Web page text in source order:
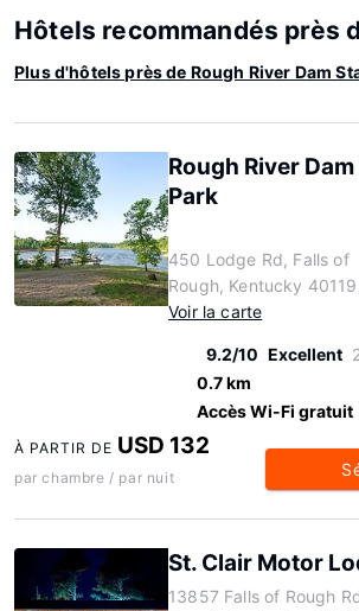
Hôtels recommandés près
Plus d'hôtels près de Rough River Dam
Rough River
Park
450 Lodge Rd, Falls of
Rough, Kentucky
Voir la carte
9.2/10 Excellent
0.7 km
Accès Wi-Fi gratuit
À PARTIR DE USD 132
par chambre / par nuit
St. Clair Motor
13857 Falls of Rough